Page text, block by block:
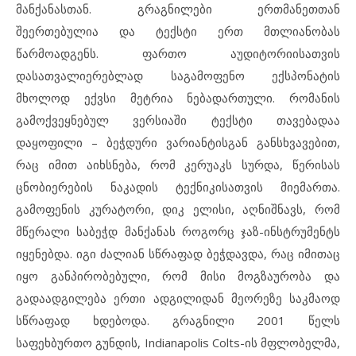
მანქანასთან. გრაგნილები ერთმანეთთან
შეერთებულია და ტექსტი ერთ მთლიანობას
წარმოადგენს. ფართო აუდიტორიისათვის
დასათვალიერებლად საგამოფენო ექსპონატის
მხოლოდ ექვსი მეტრია ნებადართული. რომანის
გამოქვეყნებულ ვერსიაში ტექსტი თავებადაა
დაყოფილი – ბეჭდური ვარიანტისგან განსხვავებით,
რაც იმით აიხსნება, რომ კერუაკს სურდა, წერისას
ცნობიერების ნაკადის ტექნიკისათვის მიემართა.
გამოფენის კურატორი, დიკ ელისი, აღნიშნავს, რომ
მწერალი საბეჭდ მანქანას როგორც ჯაზ-ინსტრუმენტს
იყენებდა. იგი ძალიან სწრაფად ბეჭდავდა, რაც იმითაც
იყო განპირობებული, რომ მისი მოგზაურობა და
გადაადგილება ერთი ადგილიდან მეორეზე საკმაოდ
სწრაფად ხდებოდა. გრაგნილი 2001 წელს
საფეხბურთო გუნდის, Indianapolis Colts-ის მფლობელმა,